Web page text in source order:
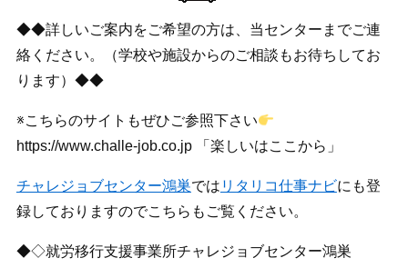
◆◆詳しいご案内をご希望の方は、当センターまでご連
絡ください。（学校や施設からのご相談もお待ちしてお
ります）◆◆
※こちらのサイトもぜひご参照下さい
https://www.challe-job.co.jp 「楽しいはここから」
チャレジョブセンター鴻巣では リタリコ仕事ナビにも登
録しておりますのでこちらもご覧ください。
◆◇就労移行支援事業所チャレジョブセンター鴻巣